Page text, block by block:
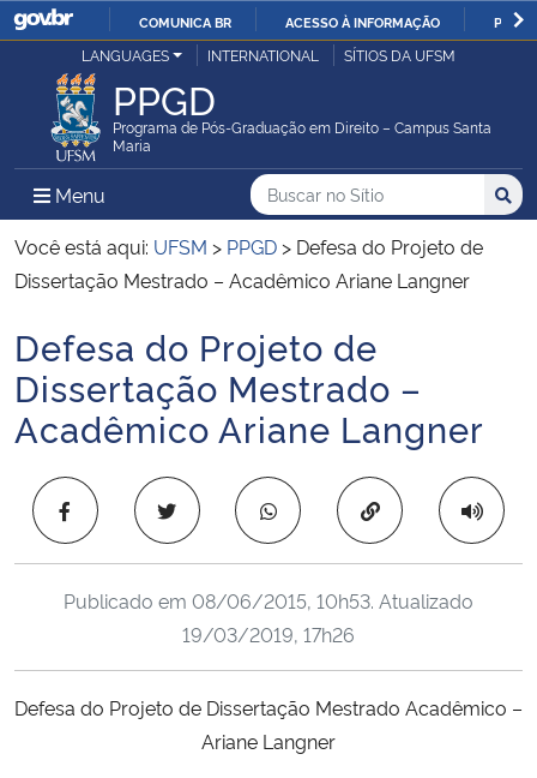
IR
O
COMUNICA BR ACESSO À INFORMAÇÃO
Ministério da Justiça e Segurança Pública
Ministério da Defesa
Ministério das Relações Exteriores
Ministério da Infraestrutura
Ministério da Agricultura, Pecuária e Abastecimento
Ministério da Educação
Ministério da Ciência, Tecnologia, Inovações e Comunicações
LANGUAGES INTERNATIONAL SÍTIOS DA UFSM
PPGD
Programa de Pós-Graduação em Direito – Campus Santa
Maria
Menu Menu Principal do Sítio
Busca
Buscar no no Sítio
Busca:
Você está aqui: UFSM > PPGD > Defesa do Projeto de
Dissertação Mestrado – Acadêmico Ariane Langner
Início do conteúdo
Defesa do Projeto de
Dissertação Mestrado –
Acadêmico Ariane Langner
Copiar para área
Publicado em 08/06/2015, 10h53. Atualizado
19/03/2019, 17h26
Defesa do Projeto de Dissertação Mestrado Acadêmico –
Ariane Langner